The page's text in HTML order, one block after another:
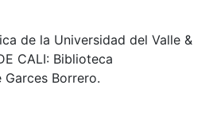
de la Universidad del Valle &
CALI: Biblioteca
Borrero.